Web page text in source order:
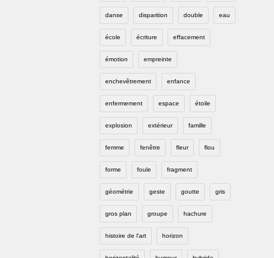
danse disparition double eau
école écriture effacement
émotion empreinte
enchevêtrement enfance
enfermement espace étoile
explosion extérieur famille
femme fenêtre fleur flou
forme foule fragment
géométrie geste goutte gris
gros plan groupe hachure
histoire de l'art horizon